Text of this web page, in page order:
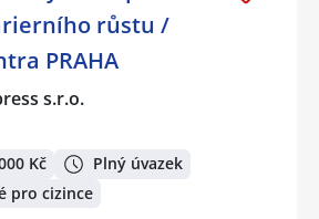
růstu /
PRAHA
s.r.o.
Kč
Plný úvazek
pro cizince